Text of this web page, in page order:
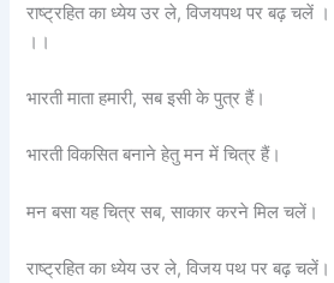
राष्ट्रहित का ध्येय उर ले, विजयपथ पर बढ़
।।
भारती माता हमारी, सब इसी के पुत्र हैं।
भारती विकसित बनाने हेतु मन में चित्र हैं।
मन बसा यह चित्र सब, साकार करने मिल चलें।
राष्ट्रहित का ध्येय उर ले, विजय पथ पर बढ़